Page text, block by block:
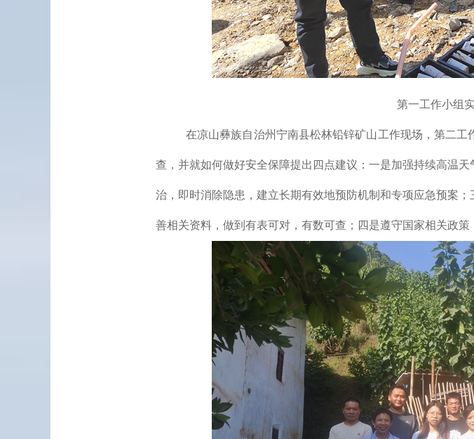
第一工作小组
在凉山彝族自治州宁南县松林铅锌矿山工作现场，第二工
查，并就如何做好安全保障提出四点建议 ：一是加强持续高温
治， 即时消除隐患， 建立长期有效地预防机制和专项应急预案；
善相关资料，做到有表可对 ，有数可查； 四是遵守国家相关政策